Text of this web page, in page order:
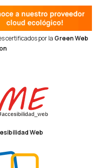
certificados por la Green Web
Web